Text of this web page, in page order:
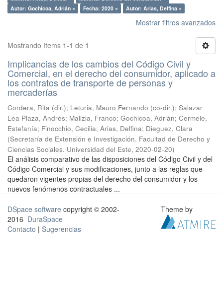
Autor: Gochicoa, Adrián ×
Fecha: 2020 × Autor: Arias, Delfina ×
Mostrar filtros avanzados
Mostrando ítems 1-1 de 1
Implicancias de los cambios del Código Civil y
Comercial, en el derecho del consumidor, aplicado a
los contratos de transporte de personas y
mercaderías
Cordera, Rita (dir.); Leturia, Mauro Fernando (co-dir.); Salazar
Lea Plaza, Andrés; Malizia, Franco; Gochicoa, Adrián; Cermele,
Estefanía; Finocchio, Cecilia; Arias, Delfina; Dieguez, Clara
(Secretaría de Extensión e Investigación. Facultad de Derecho y
Ciencias Sociales. Universidad del Este, 2020-02-20)
El análisis comparativo de las disposiciones del Código Civil y del
Código Comercial y sus modificaciones, junto a las reglas que
quedaron vigentes propias del derecho del consumidor y los
nuevos fenómenos contractuales ...
DSpace software copyright © 2002-
2016 DuraSpace
Contacto | Sugerencias
Theme by